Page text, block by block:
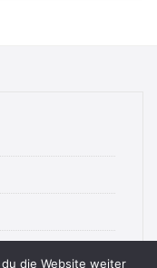
die Website weiter